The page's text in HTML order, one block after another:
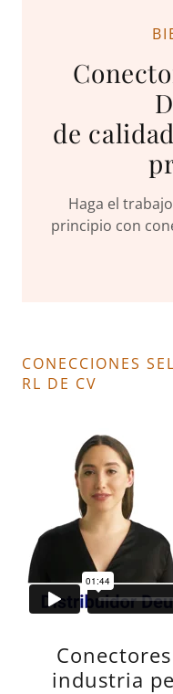
de
Haga el
principio con
CONECCIONES
RL DE CV
industria